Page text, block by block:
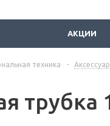
АКЦИИ
техника -
трубка